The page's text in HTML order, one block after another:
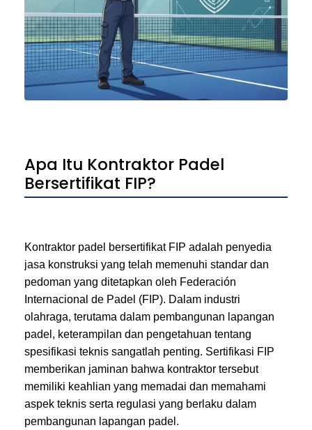
Apa Itu Kontraktor Padel
Bersertifikat FIP?
Kontraktor padel bersertifikat FIP adalah penyedia
jasa konstruksi yang telah memenuhi standar dan
pedoman yang ditetapkan oleh Federación
Internacional de Padel (FIP). Dalam industri
olahraga, terutama dalam pembangunan lapangan
padel, keterampilan dan pengetahuan tentang
spesifikasi teknis sangatlah penting. Sertifikasi FIP
memberikan jaminan bahwa kontraktor tersebut
memiliki keahlian yang memadai dan memahami
aspek teknis serta regulasi yang berlaku dalam
pembangunan lapangan padel.